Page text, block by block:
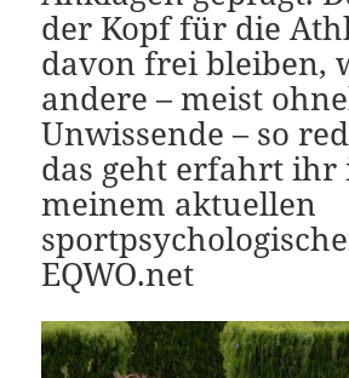
der Kopf für die
davon frei bleiben,
andere – meist
Unwissende – so
das geht erfahrt ihr
meinem aktuellen
EQWO.net